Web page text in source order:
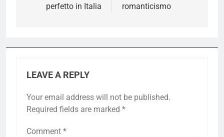
perfetto in Italia
romanticismo
LEAVE A REPLY
Your email address will not be published.
Required fields are marked *
Comment *